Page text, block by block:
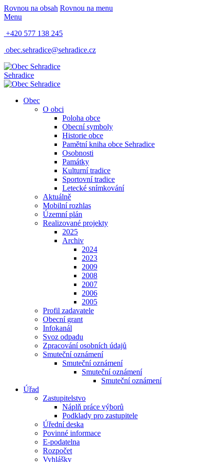
Rovnou na obsah Rovnou na menu
Menu
+420 577 138 245
obec.sehradice@sehradice.cz
Sehradice
Obec
O obci
Poloha obce
Obecní symboly
Historie obce
Pamětní kniha obce Sehradice
Osobnosti
Památky
Kulturní tradice
Sportovní tradice
Letecké snímkování
Aktuálně
Mobilní rozhlas
Územní plán
Realizované projekty
2025
Archiv
2024
2023
2009
2008
2007
2006
2005
Profil zadavatele
Obecní grant
Infokanál
Svoz odpadu
Zpracování osobních údajů
Smuteční oznámení
Smuteční oznámení
Smuteční oznámení
Smuteční oznámení
Úřad
Zastupitelstvo
Náplň práce výborů
Podklady pro zastupitele
Úřední deska
Povinné informace
E-podatelna
Rozpočet
Vyhlášky